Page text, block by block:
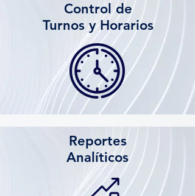
Control de
Turnos y Horarios
Reportes
Analíticos